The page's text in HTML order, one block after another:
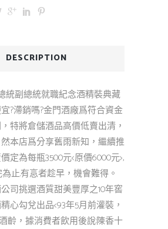
DESCRIPTION
統副總統就職紀念酒精裝典藏
?滯銷嗎?金門酒廠爲符合資金
特將倉儲酒品高價低賣出清，
本店爲分享舊雨新知，繼續推
定為每瓶3500元<原價6000元>,
止.有悥者趁早，機會難得。
司挑選酒質甜美豐厚之10年窖
心勾兌出品<93年5月前灌裝，
齡，據消費者飲用後說:陳香十